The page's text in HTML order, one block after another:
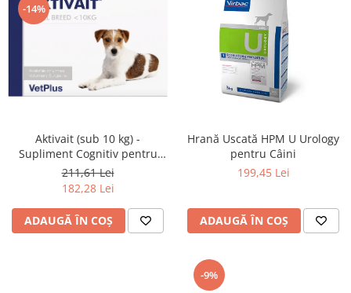
-14%
Aktivait (sub 10 kg) -
Supliment Cognitiv pentru
Câini Mici
211,61 Lei
182,28 Lei
ADAUGĂ ÎN COȘ
Hrană Uscată HPM U Urology
pentru Câini
199,45 Lei
ADAUGĂ ÎN COȘ
-9%